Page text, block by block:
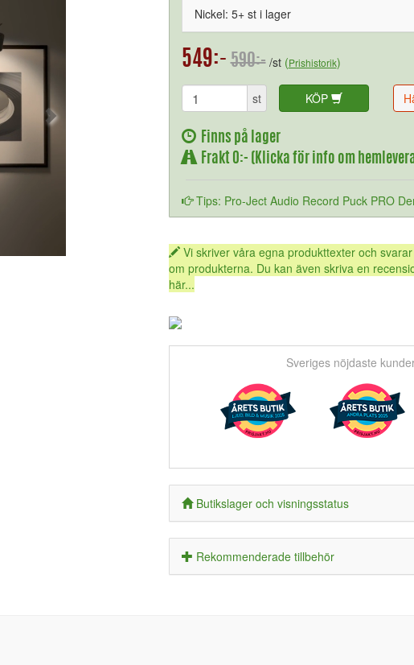
Nickel: 5+ st i lager
549:- 590:-/st (Prishistorik)
st KÖP
Finns på lager
Frakt 0:- (Klicka för info om
Tips: Pro-Ject Audio Record Puck PRO
Vi skriver våra egna produkttexter och
om produkterna. Du kan även skriva en
här...
Sveriges nöjdaste
Butikslager och visningsstatus
Rekommenderade tillbehör